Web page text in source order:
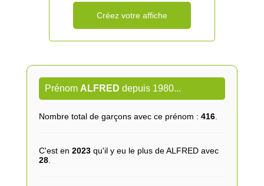
Créez votre affiche
Prénom ALFRED depuis 1980...
Nombre total de garçons avec ce prénom : 416.
C'est en 2023qu'il y eu le plus de ALFRED avec
28.